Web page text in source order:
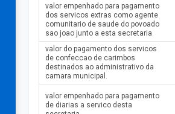
valor empenhado para pagamento
dos servicos extras como agente
comunitario de saude do povoado
sao joao junto a esta secretaria
valor do pagamento dos servicos
de confeccao de carimbos
destinados ao administrativo da
camara municipal.
valor empenhado para pagamento
de diarias a servico desta